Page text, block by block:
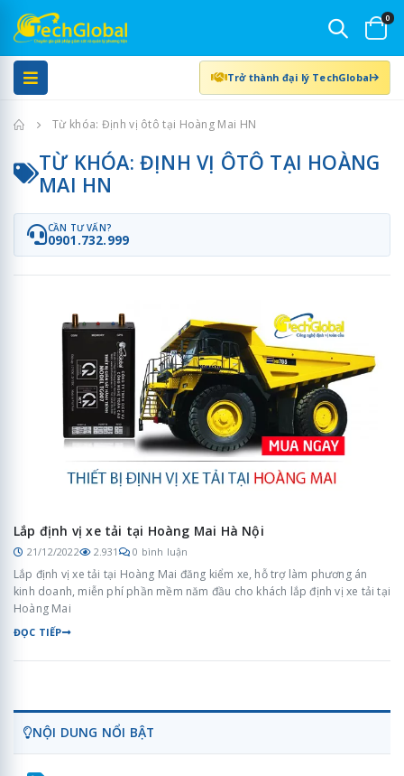
0
Trở thành đại lý TechGlobal
Trang chủTừ khóa: Định vị ôtô tại Hoàng Mai HN
TỪ KHÓA: ĐỊNH VỊ ÔTÔ TẠI HOÀNG
MAI HN
CẦN TƯ VẤN?
0901.732.999
Lắp định vị xe tải tại Hoàng Mai Hà Nội
21/12/2022 2.931 0 bình luận
Lắp định vị xe tải tại Hoàng Mai đăng kiểm xe, hỗ trợ làm phương án
kinh doanh, miễn phí phần mềm năm đầu cho khách lắp định vị xe tải tại
Hoàng Mai
ĐỌC TIẾP
NỘI DUNG NỔI BẬT